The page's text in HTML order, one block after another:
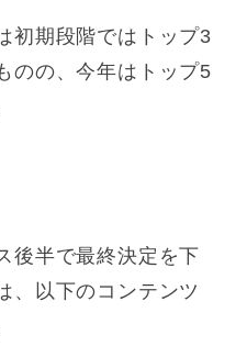
初期段階ではトップ3
のの、今年はトップ5
後半で最終決定を下
、以下のコンテンツ